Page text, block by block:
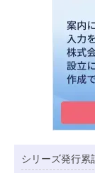
シリーズ発行累